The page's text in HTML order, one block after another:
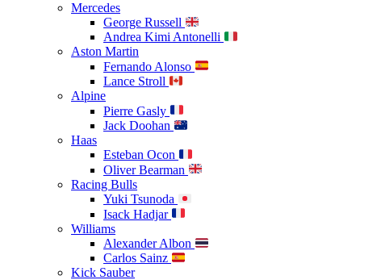
Mercedes
George Russell
Andrea Kimi Antonelli
Aston Martin
Fernando Alonso
Lance Stroll
Alpine
Pierre Gasly
Jack Doohan
Haas
Esteban Ocon
Oliver Bearman
Racing Bulls
Yuki Tsunoda
Isack Hadjar
Williams
Alexander Albon
Carlos Sainz
Kick Sauber